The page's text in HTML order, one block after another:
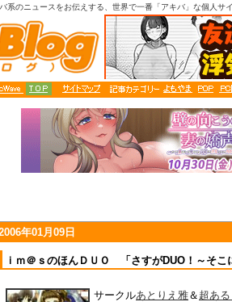
系のニュースをお伝えする、世界で一番「アキバ」な個人サ
年01月09日
ｉｍ＠ｓのほんＤＵＯ 「さすがDUO！～そこ
サークルあとりえ雅＆ 超あ